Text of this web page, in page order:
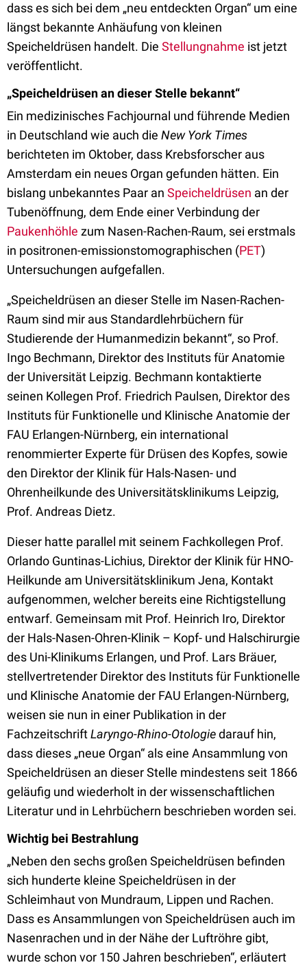
dass es sich bei dem „neu entdeckten Organ“ um eine
längst bekannte Anhäufung von kleinen
Speicheldrüsen handelt. Die Stellungnahme ist jetzt
veröffentlicht.
„Speicheldrüsen an dieser Stelle bekannt“
Ein medizinisches Fachjournal und führende Medien
in Deutschland wie auch die New York Times
berichteten im Oktober, dass Krebsforscher aus
Amsterdam ein neues Organ gefunden hätten. Ein
bislang unbekanntes Paar an Speicheldrüsen an der
Tubenöffnung, dem Ende einer Verbindung der
Paukenhöhle zum Nasen-Rachen-Raum, sei erstmals
in positronen-emissionstomographischen (PET)
Untersuchungen aufgefallen.
„Speicheldrüsen an dieser Stelle im Nasen-Rachen-
Raum sind mir aus Standardlehrbüchern für
Studierende der Humanmedizin bekannt“, so Prof.
Ingo Bechmann, Direktor des Instituts für Anatomie
der Universität Leipzig. Bechmann kontaktierte
seinen Kollegen Prof. Friedrich Paulsen, Direktor des
Instituts für Funktionelle und Klinische Anatomie der
FAU Erlangen-Nürnberg, ein international
renommierter Experte für Drüsen des Kopfes, sowie
den Direktor der Klinik für Hals-Nasen- und
Ohrenheilkunde des Universitätsklinikums Leipzig,
Prof. Andreas Dietz.
Dieser hatte parallel mit seinem Fachkollegen Prof.
Orlando Guntinas-Lichius, Direktor der Klinik für HNO-
Heilkunde am Universitätsklinikum Jena, Kontakt
aufgenommen, welcher bereits eine Richtigstellung
entwarf. Gemeinsam mit Prof. Heinrich Iro, Direktor
der Hals-Nasen-Ohren-Klinik – Kopf- und Halschirurgie
des Uni-Klinikums Erlangen, und Prof. Lars Bräuer,
stellvertretender Direktor des Instituts für Funktionelle
und Klinische Anatomie der FAU Erlangen-Nürnberg,
weisen sie nun in einer Publikation in der
FachzeitschriftLaryngo-Rhino-Otologiedarauf hin,
dass dieses „neue Organ“ als eine Ansammlung von
Speicheldrüsen an dieser Stelle mindestens seit 1866
geläufig und wiederholt in der wissenschaftlichen
Literatur und in Lehrbüchern beschrieben worden sei.
Wichtig bei Bestrahlung
„Neben den sechs großen Speicheldrüsen befinden
sich hunderte kleine Speicheldrüsen in der
Schleimhaut von Mundraum, Lippen und Rachen.
Dass es Ansammlungen von Speicheldrüsen auch im
Nasenrachen und in der Nähe der Luftröhre gibt,
wurde schon vor 150 Jahren beschrieben“, erläutert